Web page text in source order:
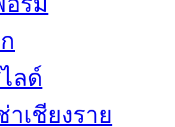
ลด์
าเชียงราย